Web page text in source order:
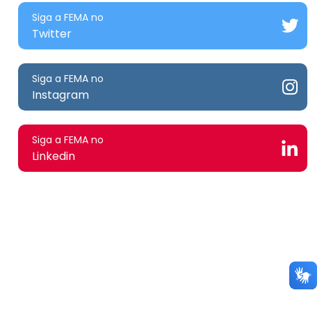
Siga a FEMA no
Twitter
Siga a FEMA no
Instagram
Siga a FEMA no
Linkedin